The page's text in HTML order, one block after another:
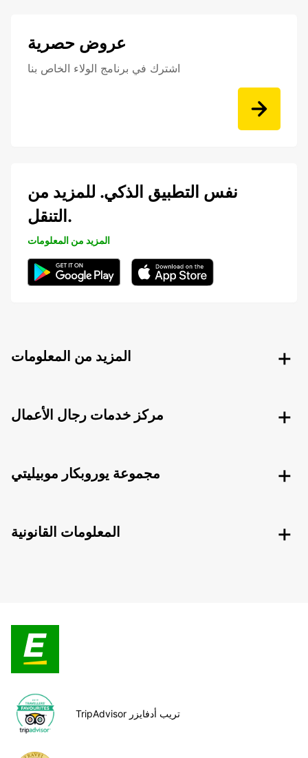
عروض حصرية
اشترك في برنامج الولاء الخاص بنا
نفس التطبيق الذكي. للمزيد من
التنقل.
المزيد من المعلومات
المزيد من المعلومات
مركز خدمات رجال الأعمال
مجموعة يوروبكار موبيليتي
المعلومات القانونية
TripAdvisor تريب أدفايزر